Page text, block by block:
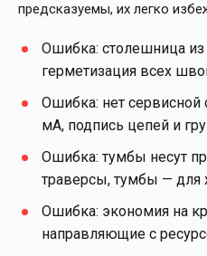
предсказуемы, их легко
Ошибка: столешница
герметизация всех
Ошибка: нет сервисной
мА, подпись цепей и
Ошибка: тумбы несут
траверсы, тумбы — для
Ошибка: экономия на
направляющие с